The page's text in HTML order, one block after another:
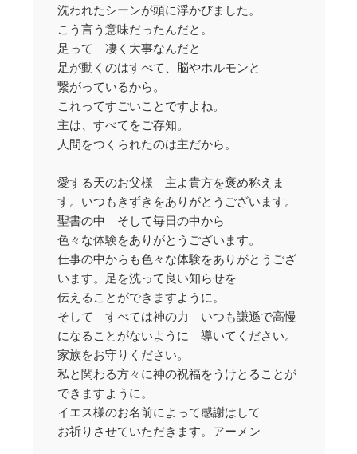
洗われたシーンが頭に浮かびました。
こう言う意味だったんだと。
足って 凄く大事なんだと
足が動くのはすべて、脳やホルモンと
繋がっているから。
これってすごいことですよね。
主は、すべてをご存知。
人間をつくられたのは主だから。
愛する天のお父様 主よ貴方を褒め称えま
す。いつもきずきをありがとうございます。
聖書の中 そして毎日の中から
色々な体験をありがとうございます。
仕事の中からも色々な体験をありがとうござ
います。足を洗って良い知らせを
伝えることができますように。
そして すべては神の力 いつも謙遜で高慢
になることがないように 導いてください。
家族をお守りください。
私と関わる方々に神の祝福をうけとることが
できますように。
イエス様のお名前によって感謝はして
お祈りさせていただきます。アーメン